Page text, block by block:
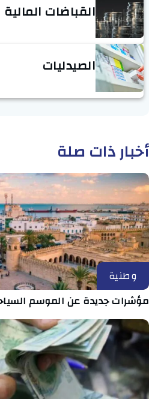
القباضات المالية
الصيدليات
أخبار ذات صلة
وطنية
مؤشرات جديدة عن الموسم